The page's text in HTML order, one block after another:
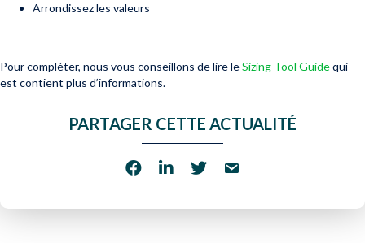
Arrondissez les valeurs
Pour compléter, nous vous conseillons de lire leSizing Tool Guidequi
est contient plus d’informations.
PARTAGER CETTE ACTUALITÉ